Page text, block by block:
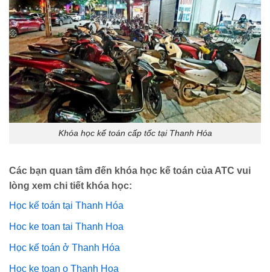
Khóa học kế toán cấp tốc tại Thanh Hóa
Các bạn quan tâm đến khóa học kế toán của ATC vui
lòng xem chi tiết khóa học:
Học kế toán tại Thanh Hóa
Hoc ke toan tai Thanh Hoa
Học kế toán ở Thanh Hóa
Hoc ke toan o Thanh Hoa